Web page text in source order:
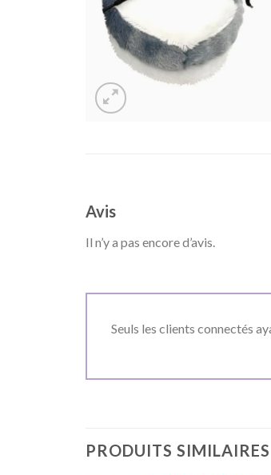
Avis
Il n’y a pas encore d’avis.
Seuls les clients connectés
PRODUITS SIMILAIRES